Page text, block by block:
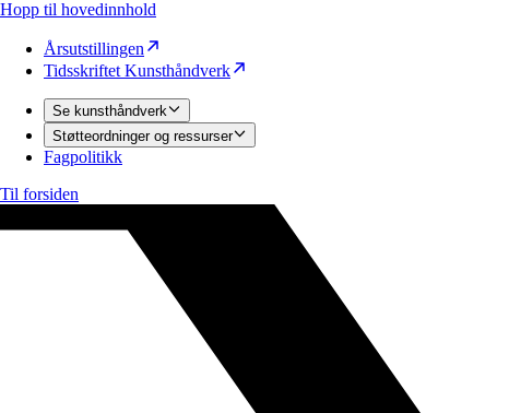
Hopp til hovedinnhold
Årsutstillingen
Tidsskriftet Kunsthåndverk
Se kunsthåndverk
Støtteordninger og ressurser
Fagpolitikk
Til forsiden